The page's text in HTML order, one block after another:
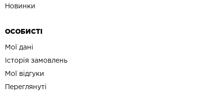
Новинки
ОСОБИСТІ
Мої дані
Історія замовлень
Мої відгуки
Переглянуті